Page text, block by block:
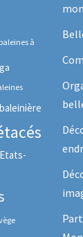
baleines à
Etats-